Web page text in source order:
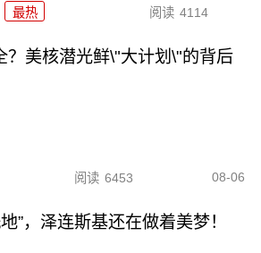
最热 阅读 4114
？美核潜光鲜\"大计划\"的背后
阅读 6453 08-06
”，泽连斯基还在做着美梦！